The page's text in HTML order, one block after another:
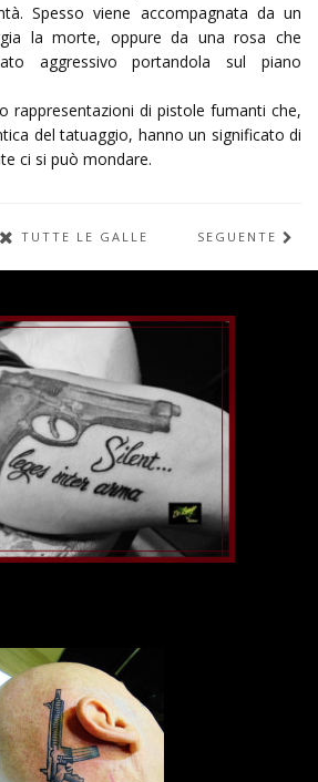
Spesso viene accompagnata da un
la morte, oppure da una rosa che
aggressivo portandola sul piano
rappresentazioni di pistole fumanti che,
del tatuaggio, hanno un significato di
ci si può mondare.
TUTTE LE GALLERIE SEGUENTE